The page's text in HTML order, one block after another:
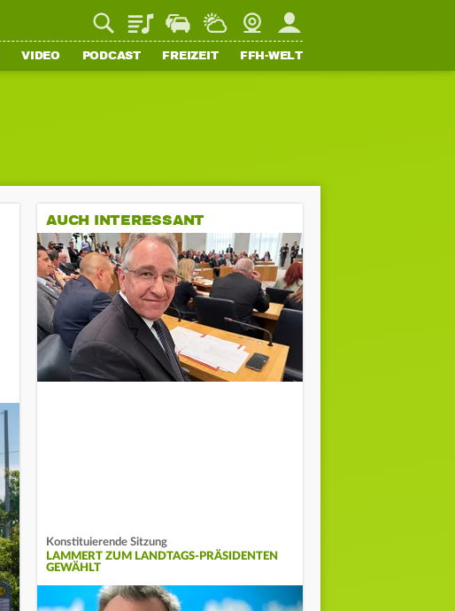
PlaylistStaupilotWetterWebcamMein FFH
VIDEO PODCAST FREIZEIT FFH-WELT
AUCH INTERESSANT
Konstituierende Sitzung
LAMMERT ZUM LANDTAGS-PRÄSIDENTEN
GEWÄHLT